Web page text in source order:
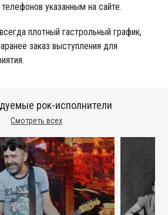
указанным на сайте.
плотный гастрольный график,
заказ выступления для
Смотреть всех
рок-исполнители